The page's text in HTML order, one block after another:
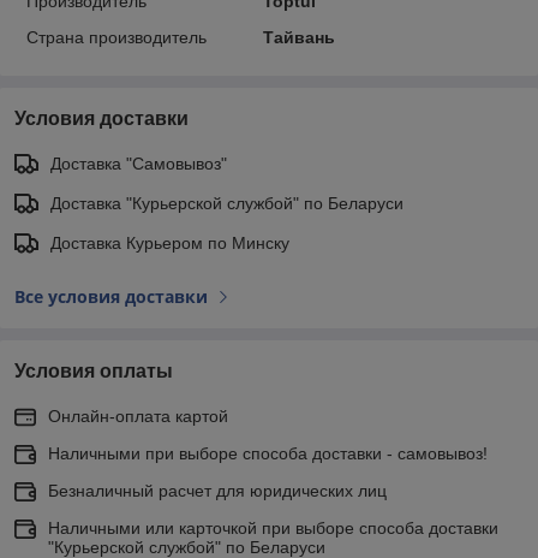
Страна производитель
Тайвань
Условия доставки
Доставка "Самовывоз"
Доставка "Курьерской службой" по Беларуси
Доставка Курьером по Минску
Все условия доставки
Условия оплаты
Онлайн-оплата картой
Наличными при выборе способа доставки - самовывоз!
Безналичный расчет для юридических лиц
Наличными или карточкой при выборе способа доставки
"Курьерской службой" по Беларуси